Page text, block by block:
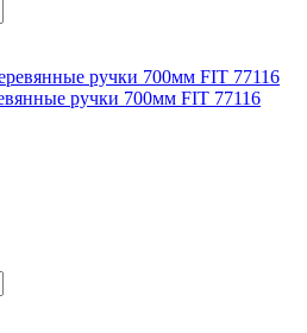
ручки 700мм FIT 77116